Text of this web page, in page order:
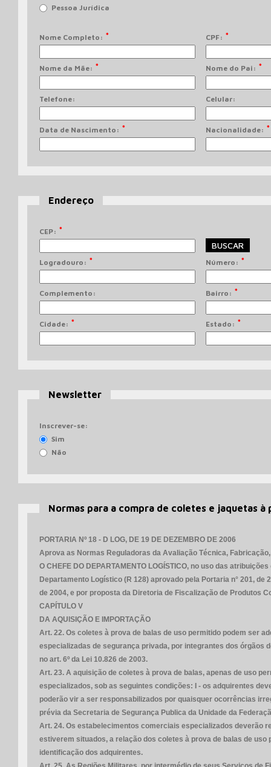
Pessoa Jurídica
Nome Completo: * CPF: *
Nome da Mãe: * Nome do Pai: *
Telefone: Celular:
Data de Nascimento: * Nacionalidade: *
Endereço
CEP: *
BUSCAR
Logradouro: * Número: *
Complemento: Bairro: *
Cidade: * Estado: *
Newsletter
Inscrever-se:
Sim
Não
Normas para a compra de coletes e jaquetas à
PORTARIA Nº 18 - D LOG, DE 19 DE DEZEMBRO DE 2006
Aprova as Normas Reguladoras da Avaliação Técnica,
O CHEFE DO DEPARTAMENTO LOGÍSTICO, no uso das
Departamento Logístico (R 128) aprovado pela Portaria n° 201, de
de 2004, e por proposta da Diretoria de Fiscalização de Produtos
CAPÍTULO V
DA AQUISIÇÃO E IMPORTAÇÃO
Art. 22. Os coletes à prova de balas de uso permitido podem ser
especializadas de segurança privada, por integrantes dos
no art. 6º da Lei 10.826 de 2003.
Art. 23. A aquisição de coletes à prova de balas, apenas de uso
especializados, sob as seguintes condições: I - os adquirentes
poderão vir a ser responsabilizados por quaisquer ocorrências
prévia da Secretaria de Segurança Publica da Unidade da
Art. 24. Os estabelecimentos comerciais especializados deverão
estiverem situados, a relação dos coletes à prova de balas de
identificação dos adquirentes.